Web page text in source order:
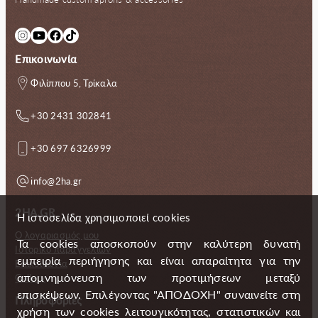
InstagramYouTube Facebook TikTok
Επικοινωνία
Φιλίππου 5, Τρίκαλα
+30 2431 302841
+30 697 6326999
info@2ha.gr
2HA.GR
Ο λογαριασμός μου
Ιστορικό παραγγελιών
Επικοινωνία
Gallery
Πληροφορίες
Η ιστοσελίδα χρησιμοποιεί cookies
Τα cookies αποσκοπούν στην καλύτερη δυνατή
εμπειρία περιήγησης και είναι απαραίτητα για την
απομνημόνευση των προτιμήσεων μεταξύ
επισκέψεων. Επιλέγοντας "ΑΠΟΔΟΧΗ" συναινείτε στη
χρήση των cookies λειτουγικότητας, στατιστικών και